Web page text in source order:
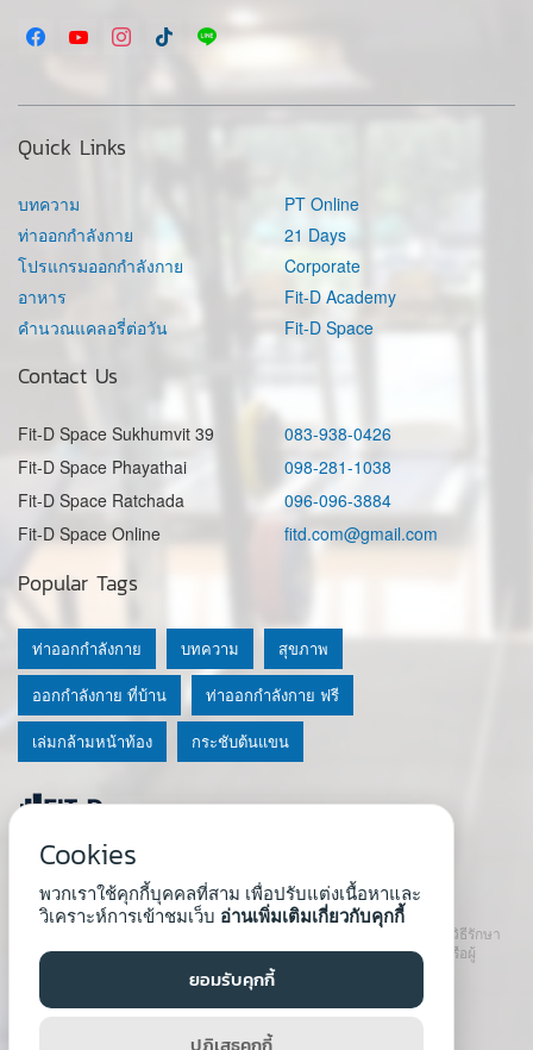
Quick Links
บทความ
ท่าออกกำลังกาย
โปรแกรมออกกำลังกาย
อาหาร
คำนวณแคลอรี่ต่อวัน
PT Online
21 Days
Corporate
Fit-D Academy
Fit-D Space
Contact Us
Fit-D Space Sukhumvit 39
083-938-0426
Fit-D Space Phayathai
098-281-1038
Fit-D Space Ratchada
096-096-3884
Fit-D Space Online
fitd.com@gmail.com
© 2020 Fit-D.com & Fit-D Finess
About Us | นโยบายความเป็นส่วนตัว|เงื่อนไขการใช้เว็บ
เนื้อหาที่ใช้ในเว็บนี้ ไม่สามารถใช้แทนคำปรึกษา คำแนะนำ วินิจฉัย หรือวิธีรักษา
โรคที่แนะนำจากผู้เชี่ยวชาญหรือแพทย์ได้ เราสนับสนุนให้ปรึกษาแพทย์หรือผู้
เชี่ยวชาญก่อนเริ่มโปรแกรมใหม่ทุกครั้ง
Developed by :
Popular Tags
ท่าออกกำลังกาย บทความ สุขภาพ
ออกกำลังกาย ที่บ้าน ท่าออกกำลังกาย ฟรี
เล่มกล้ามหน้าท้อง กระชับต้นแขน
Cookies
พวกเราใช้คุกกี้บุคคลที่สาม เพื่อปรับแต่งเนื้อหาและ
วิเคราะห์การเข้าชมเว็บ อ่านเพิ่มเติมเกี่ยวกับคุกกี้
ยอมรับคุกกี้